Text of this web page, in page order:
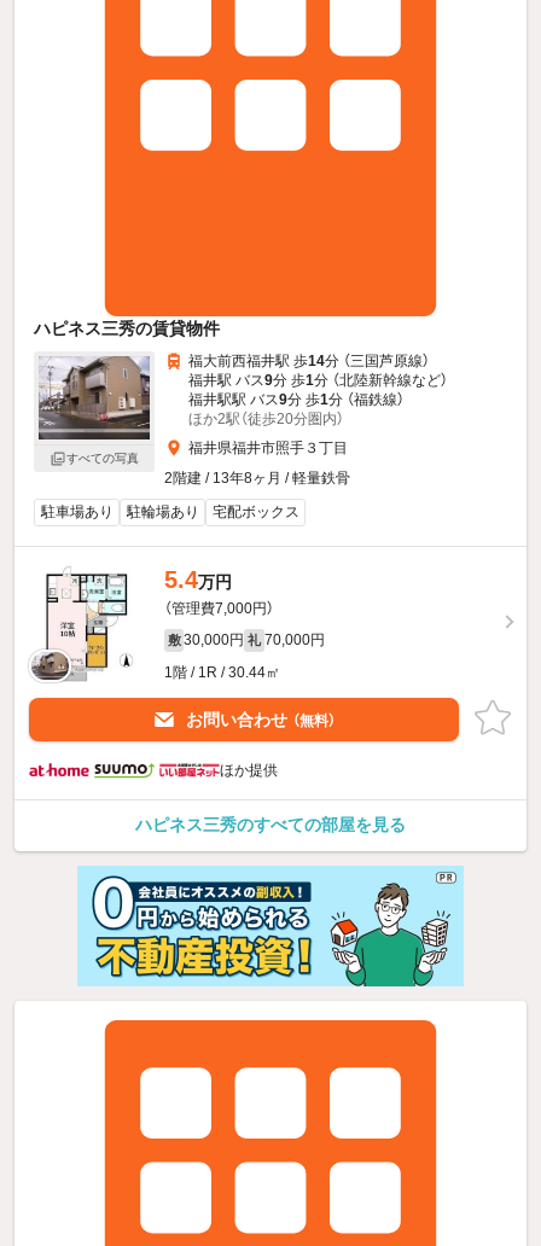
ハピネス三秀の賃貸物件
すべての写真
福大前西福井駅 歩14分 （三国芦原線）
福井駅 バス9分 歩1分 （北陸新幹線など）
福井駅駅 バス9分 歩1分 （福鉄線）
ほか2駅（徒歩20分圏内）
福井県福井市照手３丁目
2階建 / 13年8ヶ月 / 軽量鉄骨
駐車場あり
駐輪場あり 宅配ボックス
5.4万円
（管理費7,000円）
敷 30,000円 礼 70,000円
1階 / 1R / 30.44㎡
お問い合わせ （無料）
ほか提供
ハピネス三秀のすべての部屋を見る